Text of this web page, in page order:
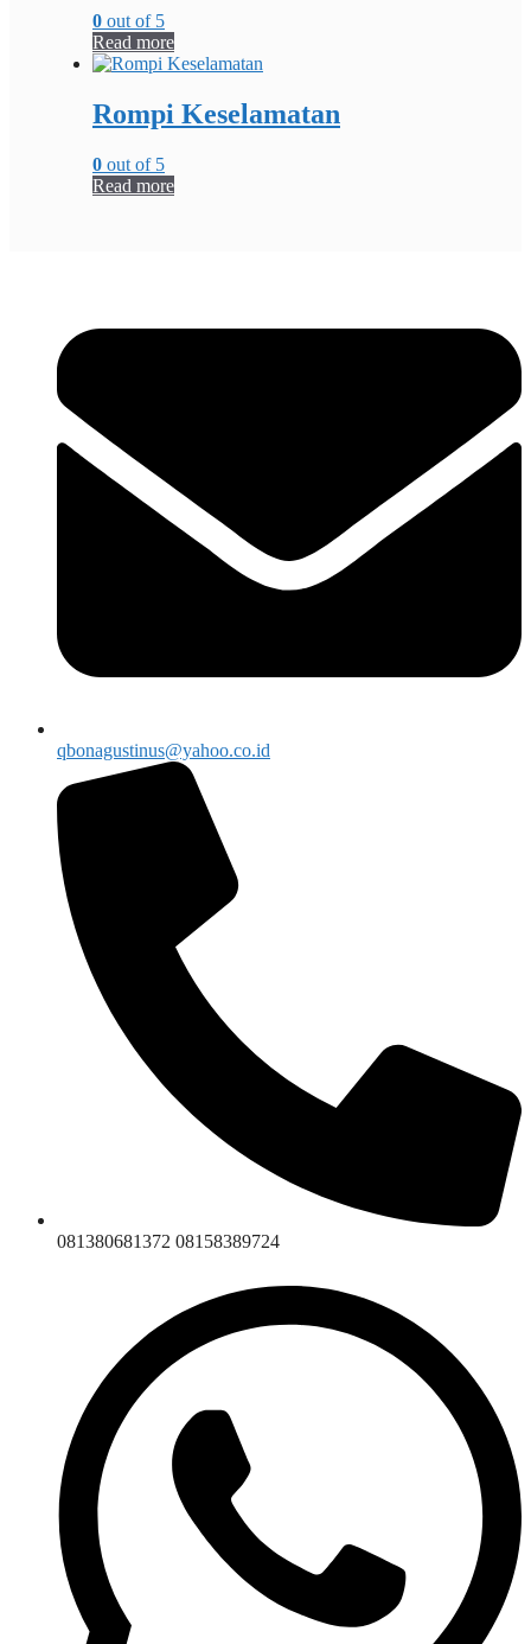
0 out of 5
Read more
Rompi Keselamatan
0 out of 5
Read more
qbonagustinus@yahoo.co.id
081380681372 08158389724